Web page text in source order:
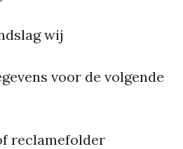
wij
voor de volgende
reclamefolder